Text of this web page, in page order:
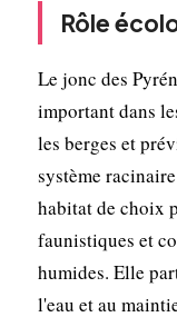
Rôle
Le jonc des
important dans
les berges et
système
habitat de choix
faunistiques et
humides. Elle
l'eau et au